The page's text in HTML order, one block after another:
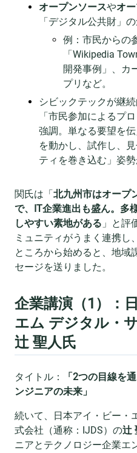
オープンソースやオ
「デジタル公共財」
例：市民からの
「Wikipedia
開発事例」、カ
プリなど。
シビックテックが継
「市民参加によるプ
強調。単なる要望を
を動かし、試作し、
ティを巻き込む」姿勢
関氏は「北九州市はオープ
で、IT企業進出も盛ん。多
しやすい素地がある 」と評
ミュニティがうまく連携し
ところから始めると、地域
セージを送りました。
企業講演（1）：
エム デジタル・
辻 聖人氏
タイトル：
「2つの目線を
ンジニアの未来」
続いて、日本アイ・ビー・
式会社（通称：IJDS）の辻
ニアとテクノロジー企業エ